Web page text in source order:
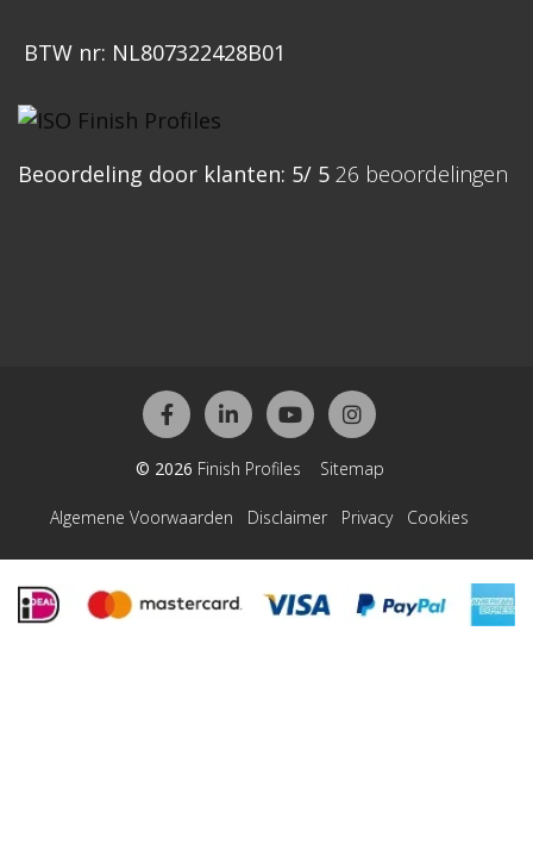
BTW nr: NL807322428B01
Beoordeling door klanten: 5/ 5 26 beoordelingen
© 2026 Finish Profiles Sitemap
Algemene Voorwaarden Disclaimer Privacy Cookies